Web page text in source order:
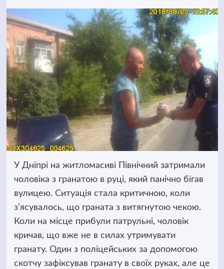
У Дніпрі на житломасиві Північний затримали
чоловіка з гранатою в руці, який панічно бігав
вулицею. Ситуація стала критичною, коли
з’ясувалось, що граната з витягнутою чекою.
Коли на місце прибули патрульні, чоловік
кричав, що вже не в силах утримувати
гранату. Один з поліцейських за допомогою
скотчу зафіксував гранату в своїх руках, але це